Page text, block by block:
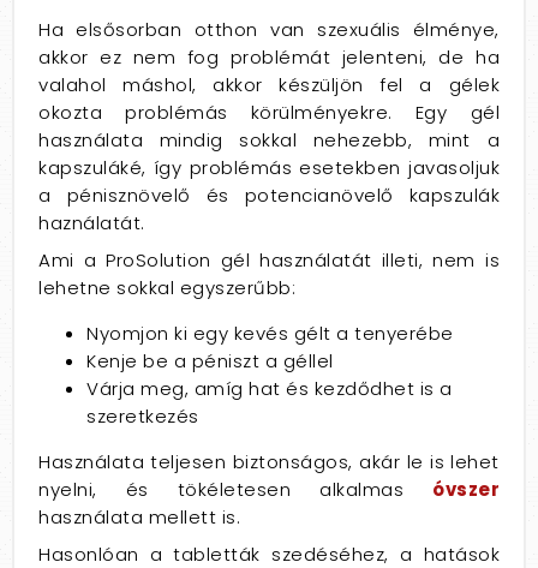
Ha elsősorban otthon van szexuális élménye,
akkor ez nem fog problémát jelenteni, de ha
valahol máshol, akkor készüljön fel a gélek
okozta problémás körülményekre. Egy gél
használata mindig sokkal nehezebb, mint a
kapszuláké, így problémás esetekben javasoljuk
a pénisznövelő és potencianövelő kapszulák
haználatát.
Ami a ProSolution gél használatát illeti, nem is
lehetne sokkal egyszerűbb:
Nyomjon ki egy kevés gélt a tenyerébe
Kenje be a péniszt a géllel
Várja meg, amíg hat és kezdődhet is a
szeretkezés
Használata teljesen biztonságos, akár le is lehet
nyelni, és tökéletesen alkalmas óvszer
használata mellett is.
Hasonlóan a tabletták szedéséhez, a hatások